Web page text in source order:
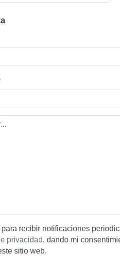
recibir notificaciones
privacidad, dando mi
sitio web.